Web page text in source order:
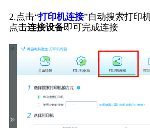
2.点击“打印机连接”自动搜索打印
点击连接设备即可完成连接